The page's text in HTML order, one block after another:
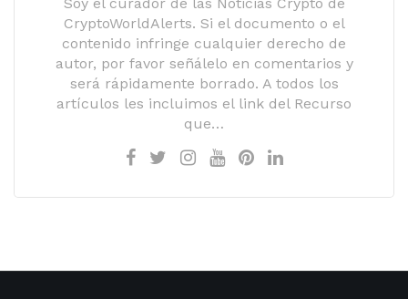
CryptoWorldAlerts. Si el documento o el
contenido infringe cualquier derecho de
autor, por favor señálelo en comentarios y
será rápidamente borrado. A todos los
artículos les incluimos el link del Recurso
que…